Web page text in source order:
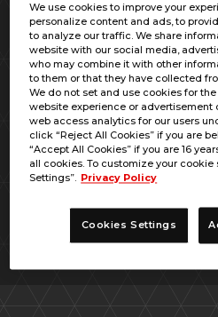
開催期間
We use cookies to improve your
personalize content and ads, to
to analyze our traffic. We share
website with our social media,
who may combine it with other
to them or that they have collected
We do not set and use cookies for
website experience or advertisement
web access analytics for our users
click “Reject All Cookies” if you are
“Accept All Cookies” if you are 16
all cookies. To customize your
Settings”. Privacy Policy
Cookies Settings